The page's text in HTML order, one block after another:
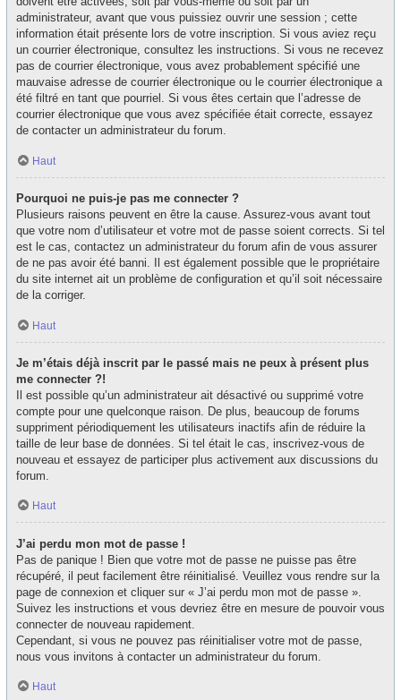
administrateur, avant que vous puissiez ouvrir une session ; cette
information était présente lors de votre inscription. Si vous aviez reçu
un courrier électronique, consultez les instructions. Si vous ne recevez
pas de courrier électronique, vous avez probablement spécifié une
mauvaise adresse de courrier électronique ou le courrier électronique a
été filtré en tant que pourriel. Si vous êtes certain que l’adresse de
courrier électronique que vous avez spécifiée était correcte, essayez
de contacter un administrateur du forum.
Haut
Pourquoi ne puis-je pas me connecter ?
Plusieurs raisons peuvent en être la cause. Assurez-vous avant tout
que votre nom d’utilisateur et votre mot de passe soient corrects. Si tel
est le cas, contactez un administrateur du forum afin de vous assurer
de ne pas avoir été banni. Il est également possible que le propriétaire
du site internet ait un problème de configuration et qu’il soit nécessaire
de la corriger.
Haut
Je m’étais déjà inscrit par le passé mais ne peux à présent plus
me connecter ?!
Il est possible qu’un administrateur ait désactivé ou supprimé votre
compte pour une quelconque raison. De plus, beaucoup de forums
suppriment périodiquement les utilisateurs inactifs afin de réduire la
taille de leur base de données. Si tel était le cas, inscrivez-vous de
nouveau et essayez de participer plus activement aux discussions du
forum.
Haut
J’ai perdu mon mot de passe !
Pas de panique ! Bien que votre mot de passe ne puisse pas être
récupéré, il peut facilement être réinitialisé. Veuillez vous rendre sur la
page de connexion et cliquer sur « J’ai perdu mon mot de passe ».
Suivez les instructions et vous devriez être en mesure de pouvoir vous
connecter de nouveau rapidement.
Cependant, si vous ne pouvez pas réinitialiser votre mot de passe,
nous vous invitons à contacter un administrateur du forum.
Haut